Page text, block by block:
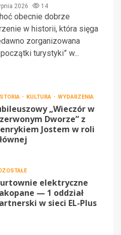
2026 14
obecnie dobrze
w historii, która sięga
zorganizowana
turystyki” w...
KULTURA WYDARZENIA
„Wieczór w
Dworze” z
Jostem w roli
elektryczne
— 1 oddział
w sieci EL-Plus